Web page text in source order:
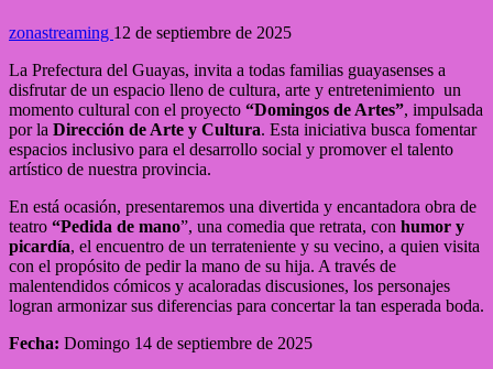
zonastreaming 12 de septiembre de 2025
La Prefectura del Guayas, invita a todas familias guayasenses a
disfrutar de un espacio lleno de cultura, arte y entretenimiento un
momento cultural con el proyecto “Domingos de Artes”, impulsada
por la Dirección de Arte y Cultura. Esta iniciativa busca fomentar
espacios inclusivo para el desarrollo social y promover el talento
artístico de nuestra provincia.
En está ocasión, presentaremos una divertida y encantadora obra de
teatro “Pedida de mano”, una comedia que retrata, con humor y
picardía, el encuentro de un terrateniente y su vecino, a quien visita
con el propósito de pedir la mano de su hija. A través de
malentendidos cómicos y acaloradas discusiones, los personajes
logran armonizar sus diferencias para concertar la tan esperada boda.
Fecha: Domingo 14 de septiembre de 2025